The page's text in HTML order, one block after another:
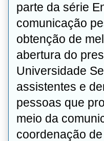
parte da série
comunicação
obtenção de
abertura do
Universidade
assistentes e
pessoas que
meio da
coordenação